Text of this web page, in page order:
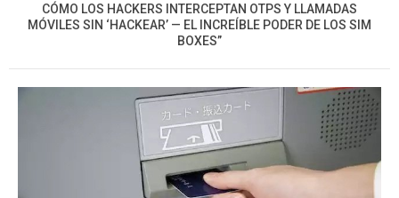
CÓMO LOS HACKERS INTERCEPTAN OTPS Y LLAMADAS
MÓVILES SIN ‘HACKEAR’ — EL INCREÍBLE PODER DE LOS SIM
BOXES”